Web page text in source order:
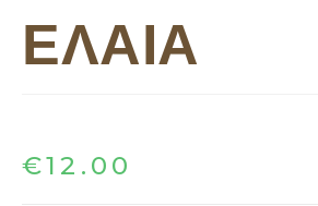
ΕΛΑΙΑ
€12.00